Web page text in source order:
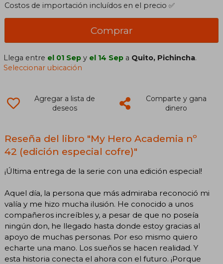
Costos de importación incluídos en el precio ✅
Comprar
Llega entre el 01 Sep y el 14 Sep a Quito, Pichincha.
Seleccionar ubicación
Agregar a lista de
deseos
Comparte y gana
dinero
Reseña del libro "My Hero Academia nº
42 (edición especial cofre)"
¡Última entrega de la serie con una edición especial!
Aquel día, la persona que más admiraba reconoció mi
valía y me hizo mucha ilusión. He conocido a unos
compañeros increíbles y, a pesar de que no poseía
ningún don, he llegado hasta donde estoy gracias al
apoyo de muchas personas. Por eso mismo quiero
echarte una mano. Los sueños se hacen realidad. Y
esta historia conecta el ahora con el futuro. ¡Porque